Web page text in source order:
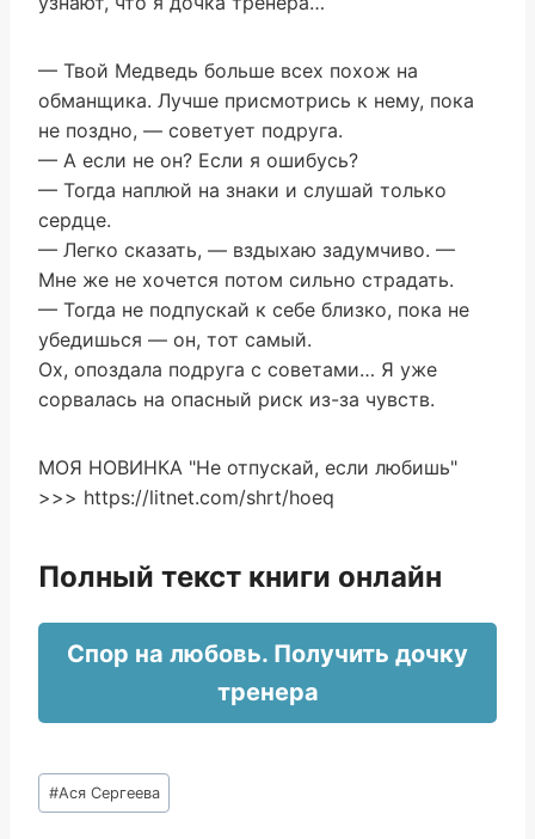
— Твой Медведь больше всех похож на
обманщика. Лучше присмотрись к нему, пока
не поздно, — советует подруга.
— А если не он? Если я ошибусь?
— Тогда наплюй на знаки и слушай только
сердце.
— Легко сказать, — вздыхаю задумчиво. —
Мне же не хочется потом сильно страдать.
— Тогда не подпускай к себе близко, пока не
убедишься — он, тот самый.
Ох, опоздала подруга с советами… Я уже
сорвалась на опасный риск из-за чувств.
МОЯ НОВИНКА "Не отпускай, если любишь"
>>> https://litnet.com/shrt/hoeq
Полный текст книги онлайн
Спор на любовь. Получить дочку
тренера
Метки
записи:
#Ася Сергеева